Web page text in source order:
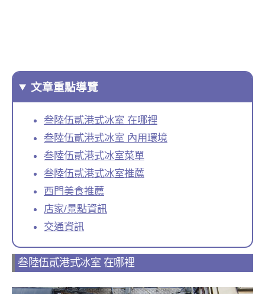
文章重點導覽
叁陸伍貳港式冰室 在哪裡
叁陸伍貳港式冰室 內用環境
叁陸伍貳港式冰室菜單
叁陸伍貳港式冰室推薦
西門美食推薦
店家/景點資訊
交通資訊
叁陸伍貳港式冰室 在哪裡